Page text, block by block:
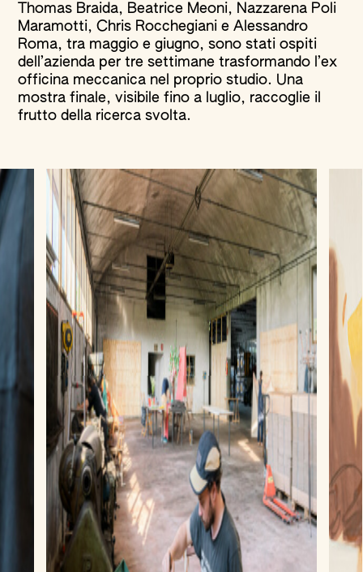
Thomas Braida, Beatrice Meoni, Nazzarena Poli
Maramotti, Chris Rocchegiani e Alessandro
Roma, tra maggio e giugno, sono stati ospiti
dell’azienda per tre settimane trasformando l’ex
officina meccanica nel proprio studio. Una
mostra finale, visibile fino a luglio, raccoglie il
frutto della ricerca svolta.